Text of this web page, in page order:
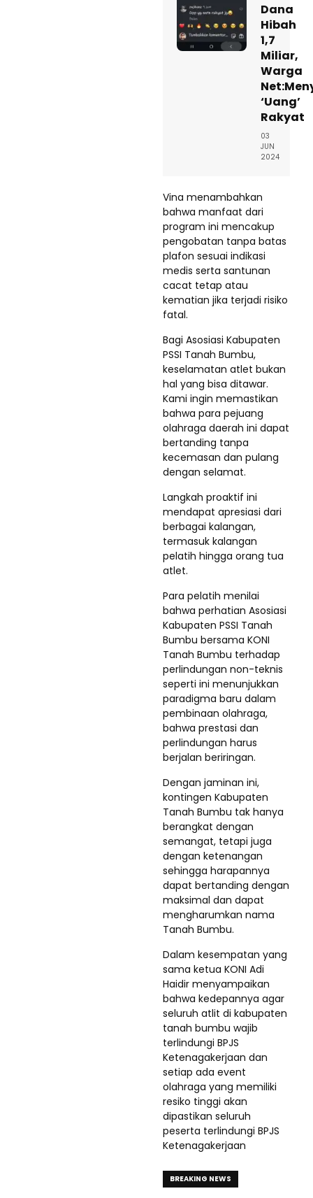
Dana
Hibah
1,7
Miliar,
Warga
‘Uang’
Rakyat
03
JUN
2024
Vina menambahkan
bahwa manfaat dari
program ini mencakup
pengobatan tanpa batas
plafon sesuai indikasi
medis serta santunan
cacat tetap atau
kematian jika terjadi risiko
fatal.
Bagi Asosiasi Kabupaten
PSSI Tanah Bumbu,
keselamatan atlet bukan
hal yang bisa ditawar.
Kami ingin memastikan
bahwa para pejuang
olahraga daerah ini dapat
bertanding tanpa
kecemasan dan pulang
dengan selamat.
Langkah proaktif ini
mendapat apresiasi dari
berbagai kalangan,
termasuk kalangan
pelatih hingga orang tua
atlet.
Para pelatih menilai
bahwa perhatian Asosiasi
Kabupaten PSSI Tanah
Bumbu bersama KONI
Tanah Bumbu terhadap
perlindungan non-teknis
seperti ini menunjukkan
paradigma baru dalam
pembinaan olahraga,
bahwa prestasi dan
perlindungan harus
berjalan beriringan.
Dengan jaminan ini,
kontingen Kabupaten
Tanah Bumbu tak hanya
berangkat dengan
semangat, tetapi juga
dengan ketenangan
sehingga harapannya
dapat bertanding dengan
maksimal dan dapat
mengharumkan nama
Tanah Bumbu.
Dalam kesempatan yang
sama ketua KONI Adi
Haidir menyampaikan
bahwa kedepannya agar
seluruh atlit di kabupaten
tanah bumbu wajib
terlindungi BPJS
Ketenagakerjaan dan
setiap ada event
olahraga yang memiliki
resiko tinggi akan
dipastikan seluruh
peserta terlindungi BPJS
Ketenagakerjaan
BREAKING NEWS